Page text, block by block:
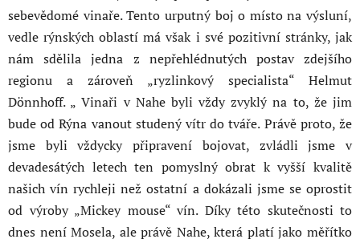
sebevědomé vinaře. Tento urputný boj o místo na výsluní,
vedle rýnských oblastí má však i své pozitivní stránky, jak
nám sdělila jedna z nepřehlédnutých postav zdejšího
regionu a zároveň „ryzlinkový specialista“ Helmut
Dönnhoff. „ Vinaři v Nahe byli vždy zvyklý na to, že jim
bude od Rýna vanout studený vítr do tváře. Právě proto, že
jsme byli vždycky připravení bojovat, zvládli jsme v
devadesátých letech ten pomyslný obrat k vyšší kvalitě
našich vín rychleji než ostatní a dokázali jsme se oprostit
od výroby „Mickey mouse“ vín. Díky této skutečnosti to
dnes není Mosela, ale právě Nahe, která platí jako měřítko